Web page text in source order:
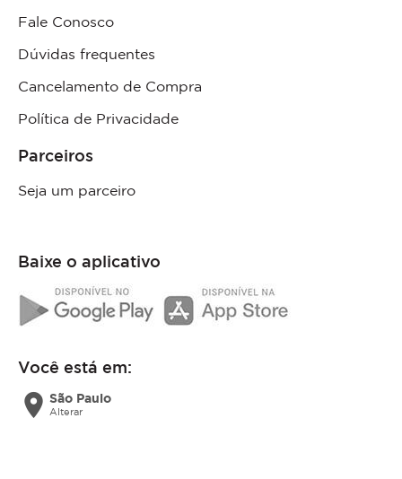
Fale Conosco
Dúvidas frequentes
Cancelamento de Compra
Política de Privacidade
Parceiros
Seja um parceiro
Baixe o aplicativo
Você está em:
location_on São Paulo
Alterar